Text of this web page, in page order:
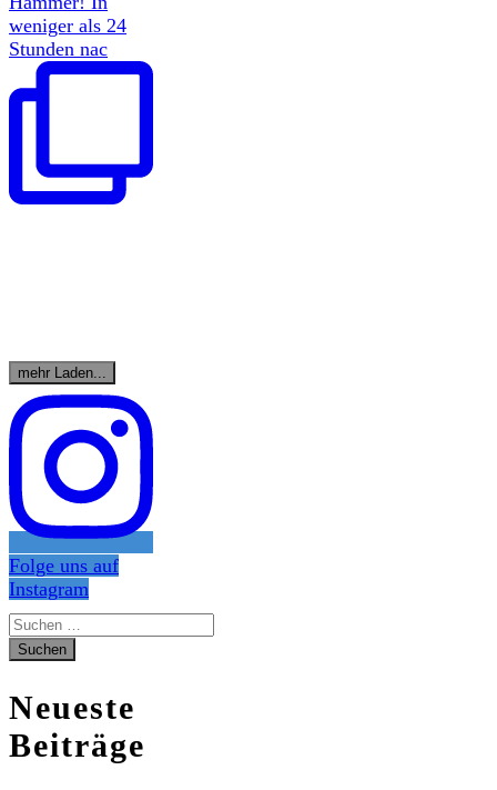
weniger als 24
Stunden nac
mehr Laden...
Folge uns auf
Instagram
Suchen
nach:
Neueste
Beiträge